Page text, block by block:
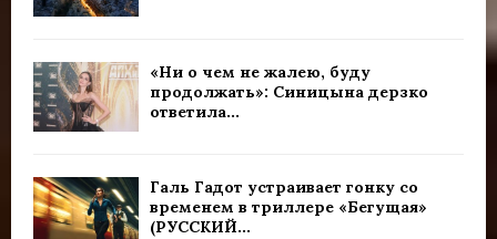
«Ни о чем не жалею, буду
продолжать»: Синицына дерзко
ответила...
Галь Гадот устраивает гонку со
временем в триллере «Бегущая»
(РУССКИЙ...